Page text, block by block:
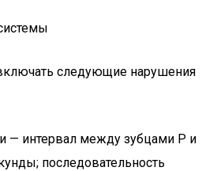
следующие нарушения
— интервал между зубцами P и
последовательность